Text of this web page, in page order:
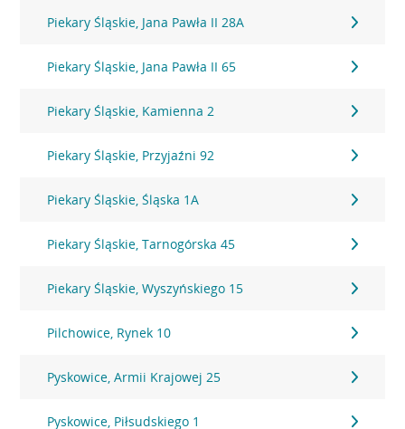
Piekary Śląskie, Jana Pawła II 28A
Piekary Śląskie, Jana Pawła II 65
Piekary Śląskie, Kamienna 2
Piekary Śląskie, Przyjaźni 92
Piekary Śląskie, Śląska 1A
Piekary Śląskie, Tarnogórska 45
Piekary Śląskie, Wyszyńskiego 15
Pilchowice, Rynek 10
Pyskowice, Armii Krajowej 25
Pyskowice, Piłsudskiego 1